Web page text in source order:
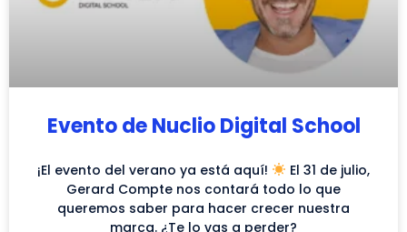
Evento de Nuclio Digital School
¡El evento del verano ya está aquí!
El 31 de julio,
Gerard Compte nos contará todo lo que
queremos saber para hacer crecer nuestra
marca. ¿Te lo vas a perder?